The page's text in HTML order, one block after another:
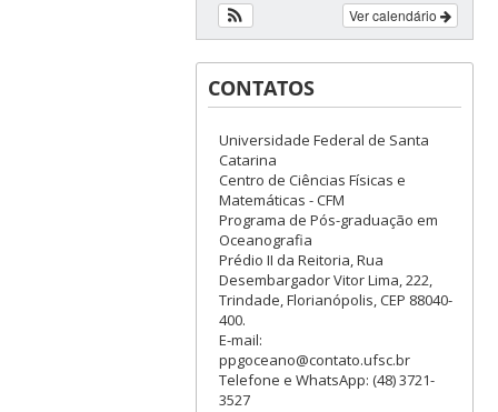
Ver calendário
CONTATOS
Universidade Federal de Santa
Catarina
Centro de Ciências Físicas e
Matemáticas - CFM
Programa de Pós-graduação em
Oceanografia
Prédio II da Reitoria, Rua
Desembargador Vitor Lima, 222,
Trindade, Florianópolis, CEP 88040-
400.
E-mail:
ppgoceano@contato.ufsc.br
Telefone e WhatsApp: (48) 3721-
3527